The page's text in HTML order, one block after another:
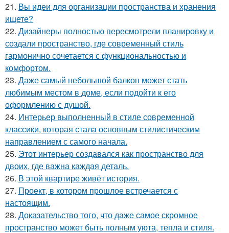
21. Вы идеи для организации пространства и хранения
ищете?
22. Дизайнеры полностью пересмотрели планировку и
создали пространство, где современный стиль
гармонично сочетается с функциональностью и
комфортом.
23. Даже самый небольшой балкон может стать
любимым местом в доме, если подойти к его
оформлению с душой.
24. Интерьер выполненный в стиле современной
классики, которая стала основным стилистическим
направлением с самого начала.
25. Этот интерьер создавался как пространство для
двоих, где важна каждая деталь.
26. В этой квартире живёт история.
27. Проект, в котором прошлое встречается с
настоящим.
28. Доказательство того, что даже самое скромное
пространство может быть полным уюта, тепла и стиля.